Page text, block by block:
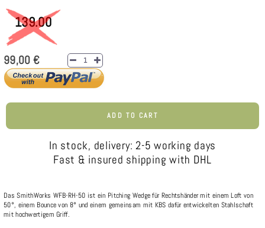
139.00
99,00 €
ADD TO CART
In stock, delivery: 2-5 working days
Fast & insured shipping with DHL
Das SmithWorks WFB-RH-50 ist ein Pitching Wedge für Rechtshänder mit einem Loft von
50°, einem Bounce von 8° und einem gemeinsam mit KBS dafür entwickelten Stahlschaft
mit hochwertigem Griff.